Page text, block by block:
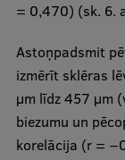
= 0,470) (sk. 6.
Astoņpadsmit
izmērīt sklēras
μm līdz 457 μm
biezumu un
korelācija (r =